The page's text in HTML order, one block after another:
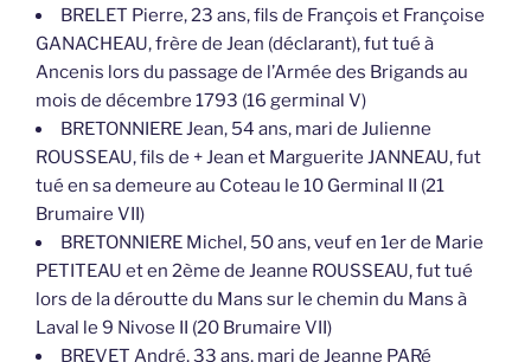
BRELET Pierre, 23 ans, fils de François et Françoise
GANACHEAU, frère de Jean (déclarant), fut tué à
Ancenis lors du passage de l’Armée des Brigands au
mois de décembre 1793 (16 germinal V)
BRETONNIERE Jean, 54 ans, mari de Julienne
ROUSSEAU, fils de + Jean et Marguerite JANNEAU, fut
tué en sa demeure au Coteau le 10 Germinal II (21
Brumaire VII)
BRETONNIERE Michel, 50 ans, veuf en 1er de Marie
PETITEAU et en 2ème de Jeanne ROUSSEAU, fut tué
lors de la déroutte du Mans sur le chemin du Mans à
Laval le 9 Nivose II (20 Brumaire VII)
BREVET André, 33 ans, mari de Jeanne PARé